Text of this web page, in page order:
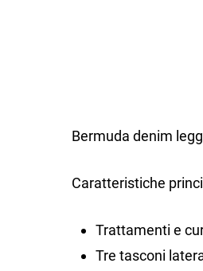
Bermuda denim
Caratteristiche
Trattamenti e
Tre tasconi